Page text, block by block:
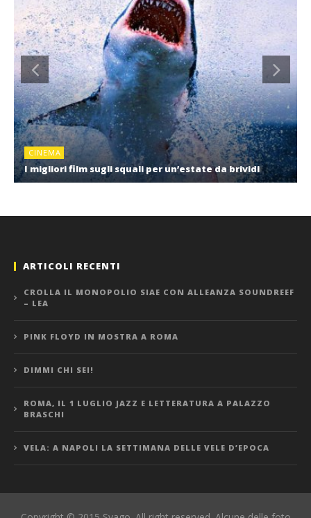
CINEMA
I migliori film sugli squali per un’estate da brividi
ARTICOLI RECENTI
CROLLA IL MONOPOLIO SIAE CON ALLEANZA SOUNDREEF
– LEA
PINK FLOYD IN MOSTRA A ROMA
DIMMI CHI SEI!
ROMA, IL 1 LUGLIO JAZZ E LETTERATURA A PALAZZO
BRASCHI
VELA: A NAPOLI LA SETTIMANA DELLE VELE D’EPOCA